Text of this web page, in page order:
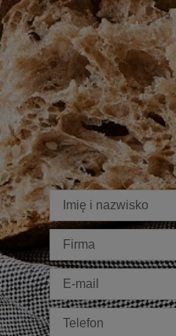
Imię
Firma
E-
mail
Telefon